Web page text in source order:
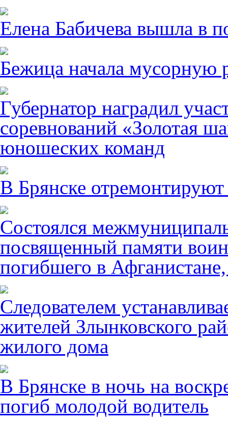
Елена Бабичева вышла в
Бежица начала мусорную
Губернатор наградил
соревнований «Золотая
юношеских команд
В Брянске
Состоялся
посвященный памяти
погибшего в
Следователем
жителей Злынковского
жилого дома
В Брянске в ночь на
погиб молодой водитель